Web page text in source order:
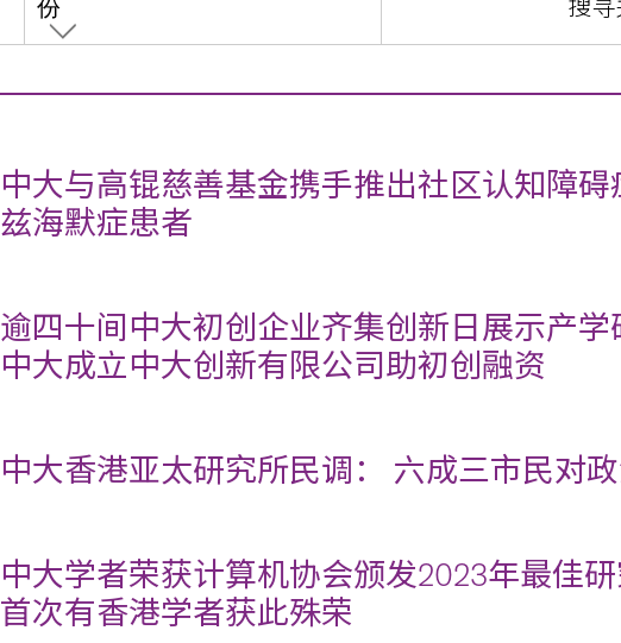
份
中大与高锟慈善基金携手推出社区认知障
兹海默症患者
逾四十间中大初创企业齐集创新日展示产学
中大成立中大创新有限公司助初创融资
中大香港亚太研究所民调： 六成三市民对
中大学者荣获计算机协会颁发2023年最佳
首次有香港学者获此殊荣